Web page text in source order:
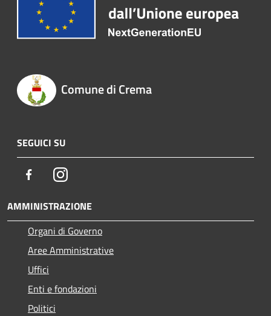
Comune di Crema
SEGUICI SU
FacebookInstagram
AMMINISTRAZIONE
Organi di Governo
Aree Amministrative
Uffici
Enti e fondazioni
Politici